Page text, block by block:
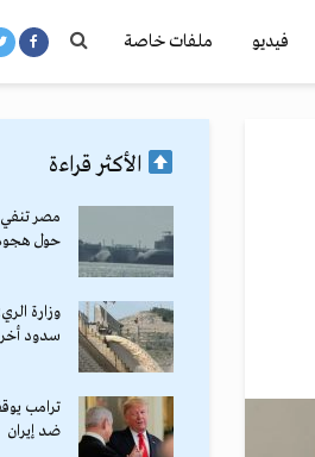
فيديو ملفات خاصة
الأكثر قراءة
مصر تنفي
حول
وزارة
سدود
ترامب
ضد إيران